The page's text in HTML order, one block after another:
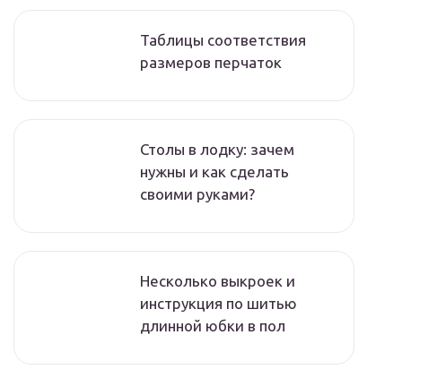
Таблицы соответствия
размеров перчаток
Столы в лодку: зачем
нужны и как сделать
своими руками?
Несколько выкроек и
инструкция по шитью
длинной юбки в пол